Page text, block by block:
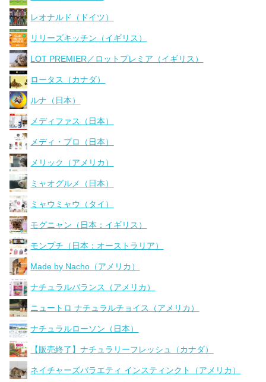
レオナルド（ドイツ）
リリーズキッチン（イギリス）
LOT PREMIER／ロットプレミア（イギリス）
ロータス（カナダ）
ルナ（日本）
メディファス（日本）
メディ・プロ（日本）
メリック（アメリカ）
ミャオグルメ（日本）
ミャウミャウ（タイ）
モグニャン（日本：イギリス）
モンプチ（日本：オーストラリア）
Made by Nacho（アメリカ）
ナチュラルバランス（アメリカ）
ニュートロ ナチュラルチョイス（アメリカ）
ナチュラルローソン（日本）
【販売終了】ナチュラリーフレッシュ（カナダ）
ネイチャーズバラエティ インスティンクト（アメリカ）